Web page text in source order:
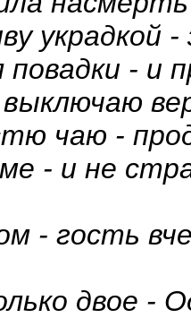
украдкой -
- и
чаю -
- и не
- гость
двое -